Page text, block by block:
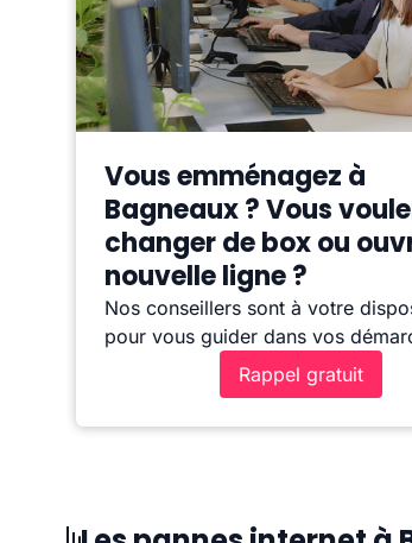
Vous emménagez à
Bagneaux ? Vous
changer de box ou
nouvelle ligne ?
Nos conseillers sont à votre
pour vous guider dans vos
Rappel gratuit